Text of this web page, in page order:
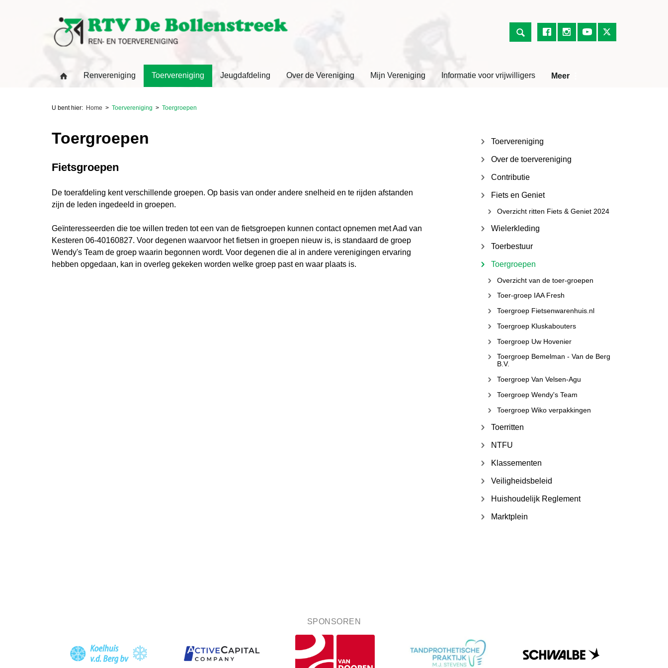
Renvereniging Toervereniging Jeugdafdeling Over de Vereniging Mijn Vereniging Informatie voor vrijwilligers Meer
U bent hier: Home Toervereniging Toergroepen
Toergroepen
Fietsgroepen
De toerafdeling kent verschillende groepen. Op basis van onder andere snelheid en te rijden afstanden
zijn de leden ingedeeld in groepen.
Geïnteresseerden die toe willen treden tot een van de fietsgroepen kunnen contact opnemen met Aad van
Kesteren 06-40160827. Voor degenen waarvoor het fietsen in groepen nieuw is, is standaard de groep
Wendy's Team de groep waarin begonnen wordt. Voor degenen die al in andere verenigingen ervaring
hebben opgedaan, kan in overleg gekeken worden welke groep past en waar plaats is.
Toervereniging
Over de toervereniging
Contributie
Fiets en Geniet
Overzicht ritten Fiets & Geniet 2024
Wielerkleding
Toerbestuur
Toergroepen
Overzicht van de toer-groepen
Toer-groep IAA Fresh
Toergroep Fietsenwarenhuis.nl
Toergroep Kluskabouters
Toergroep Uw Hovenier
Toergroep Bemelman - Van de Berg
B.V.
Toergroep Van Velsen-Agu
Toergroep Wendy's Team
Toergroep Wiko verpakkingen
Toerritten
NTFU
Klassementen
Veiligheidsbeleid
Huishoudelijk Reglement
Marktplein
SPONSOREN